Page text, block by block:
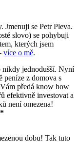
Jmenuji se Petr Pleva.
slovo) se pohybuji
kterých jsem
více o mě.
nikdy jednodušší. Nyní
z domova s
předá know how
efektivně investovat a
není omezena!
dobu! Tak tuto